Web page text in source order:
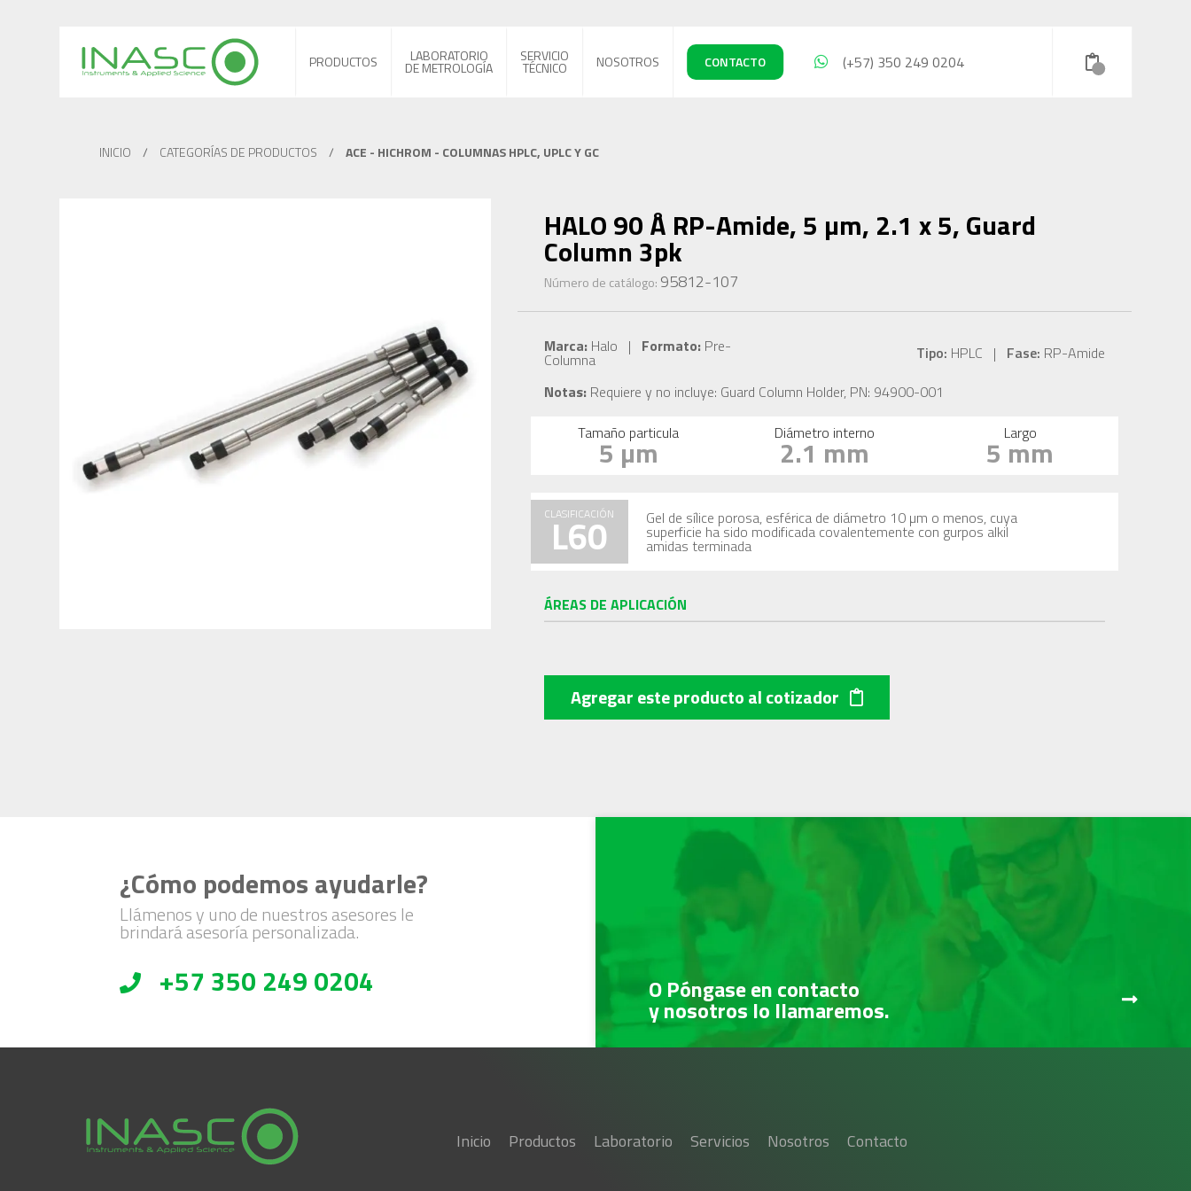
PRODUCTOS LABORATORIO
DE METROLOGÍA
SERVICIO
TÉCNICO NOSOTROS CONTACTO (+57) 350 249 0204
INICIO / CATEGORÍAS DE PRODUCTOS / ACE - HICHROM - COLUMNAS HPLC, UPLC Y GC
HALO 90 Å RP-Amide, 5 µm, 2.1 x 5, Guard
Column 3pk
Número de catálogo: 95812-107
Marca:Halo | Formato:Pre-
Columna Tipo: HPLC | Fase: RP-Amide
Notas:Requiere y no incluye: Guard Column Holder, PN: 94900-001
Tamaño particula
5 µm Diámetro interno
2.1 mm Largo
5 mm
CLASIFICACIÓN
L60 Gel de sílice porosa, esférica de diámetro 10 µm o menos, cuya
superficie ha sido modificada covalentemente con gurpos alkil
amidas terminada
ÁREAS DE APLICACIÓN
Agregar este productoal cotizador
¿Cómo podemos ayudarle?
Llámenos y uno de nuestros asesores le
brindará asesoría personalizada.
+57 350 249 0204 O Póngase en contacto
y nosotros lo llamaremos.
Inicio Productos Laboratorio Servicios Nosotros Contacto